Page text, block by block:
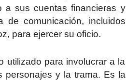
a sus cuentas financieras y
de comunicación, incluidos
para ejercer su oficio.
utilizado para involucrar a la
personajes y la trama. Es la